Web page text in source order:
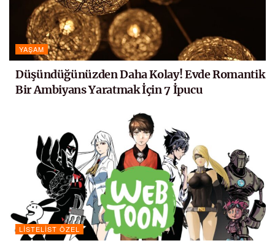
YAŞAM
Düşündüğünüzden Daha Kolay! Evde Romantik
Bir Ambiyans Yaratmak İçin 7 İpucu
LISTELIST ÖZEL